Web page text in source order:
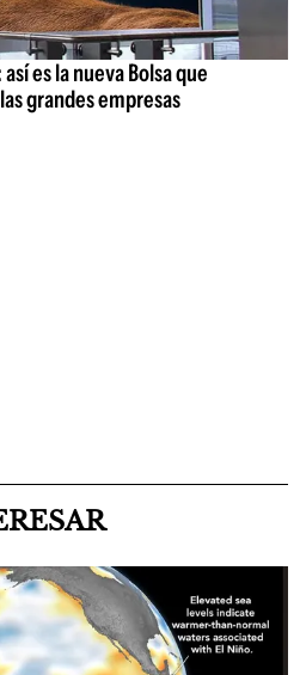
es la nueva Bolsa que
grandes empresas